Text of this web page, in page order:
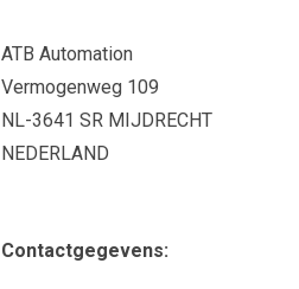
ATB Automation
Vermogenweg 109
NL-3641 SR MIJDRECHT
NEDERLAND
Contactgegevens: